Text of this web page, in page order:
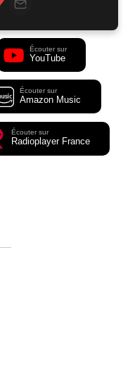
Écouter sur
YouTube
Écouter sur
Amazon Music
Écouter sur
Radioplayer France